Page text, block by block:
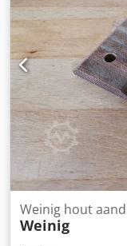
Weinig hout
Weinig